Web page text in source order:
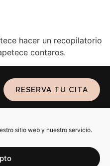
sitio web y nuestro servicio.
hacer un recopilatorio
contaros.
RESERVA TU CITA